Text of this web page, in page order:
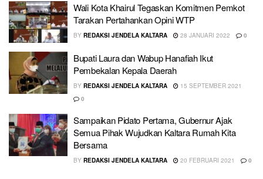
Wali Kota Khairul Tegaskan Komitmen Pemkot
Tarakan Pertahankan Opini WTP
BY REDAKSI JENDELA KALTARA 28 JANUARI 2022 0
Bupati Laura dan Wabup Hanafiah Ikut
Pembekalan Kepala Daerah
BY REDAKSI JENDELA KALTARA
15 SEPTEMBER 2021
0
Sampaikan Pidato Pertama, Gubernur Ajak
Semua Pihak Wujudkan Kaltara Rumah Kita
Bersama
BY REDAKSI JENDELA KALTARA 20 FEBRUARI 2021 0